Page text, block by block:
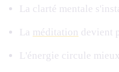
La clarté mentale
La méditation devient
L'énergie circule